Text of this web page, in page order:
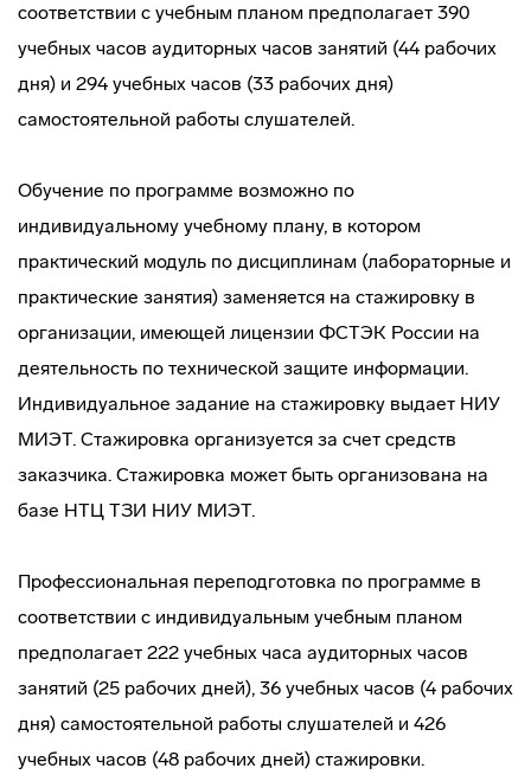
соответствии с учебным планом предполагает 390
учебных часов аудиторных часов занятий (44 рабочих
дня) и 294 учебных часов (33 рабочих дня)
самостоятельной работы слушателей.
Обучение по программе возможно по
индивидуальному учебному плану, в котором
практический модуль по дисциплинам (лабораторные и
практические занятия) заменяется на стажировку в
организации, имеющей лицензии ФСТЭК России на
деятельность по технической защите информации.
Индивидуальное задание на стажировку выдает НИУ
МИЭТ. Стажировка организуется за счет средств
заказчика. Стажировка может быть организована на
базе НТЦ ТЗИ НИУ МИЭТ.
Профессиональная переподготовка по программе в
соответствии с индивидуальным учебным планом
предполагает 222 учебных часа аудиторных часов
занятий (25 рабочих дней), 36 учебных часов (4 рабочих
дня) самостоятельной работы слушателей и 426
учебных часов (48 рабочих дней) стажировки.